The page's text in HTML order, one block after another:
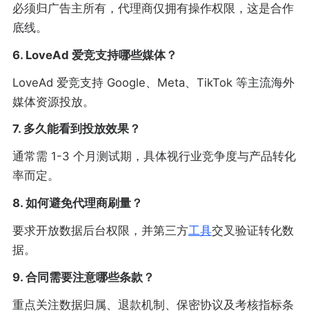
必须归广告主所有，代理商仅拥有操作权限，这是合作
底线。
6. LoveAd 爱竞支持哪些媒体？
LoveAd 爱竞支持 Google、Meta、TikTok 等主流海外
媒体资源投放。
7. 多久能看到投放效果？
通常需 1-3 个月测试期，具体视行业竞争度与产品转化
率而定。
8. 如何避免代理商刷量？
要求开放数据后台权限，并第三方工具交叉验证转化数
据。
9. 合同需要注意哪些条款？
重点关注数据归属、退款机制、保密协议及考核指标条